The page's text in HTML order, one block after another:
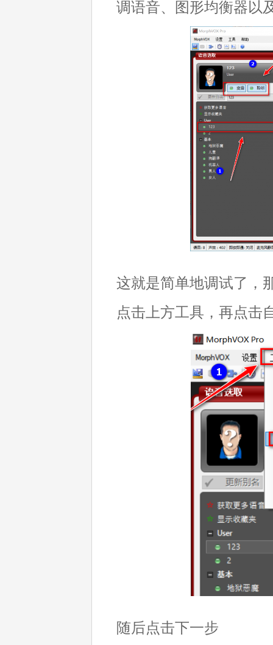
调语音、图形均衡器以
这就是简单地调试了，
点击上方工具，再点击
随后点击下一步